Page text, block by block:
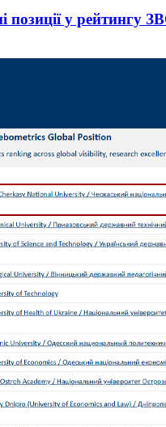
позиції у рейтингу